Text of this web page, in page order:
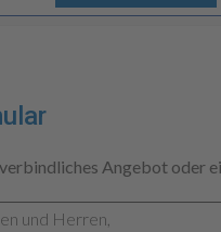
Angebot oder